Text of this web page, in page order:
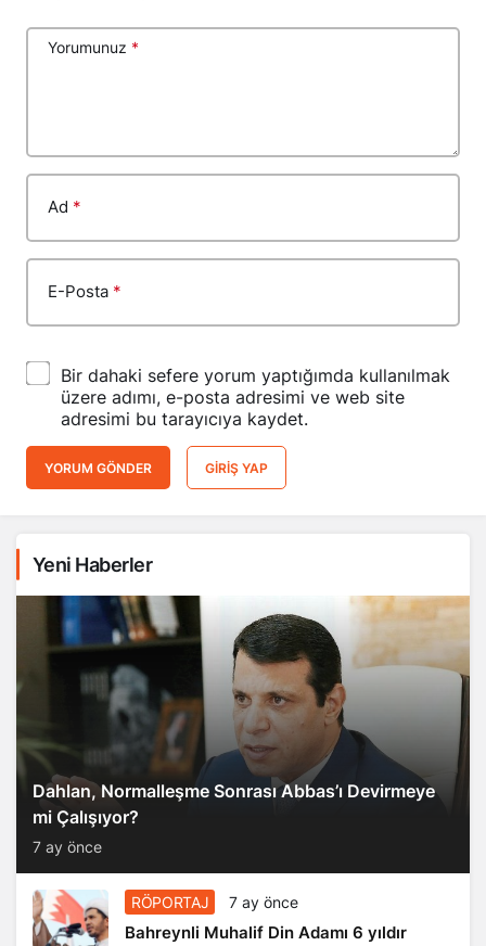
Yorumunuz *
Ad *
E-Posta *
Bir dahaki sefere yorum yaptığımda kullanılmak
üzere adımı, e-posta adresimi ve web site
adresimi bu tarayıcıya kaydet.
YORUM GÖNDER GIRIŞ YAP
Yeni Haberler
Dahlan, Normalleşme Sonrası Abbas’ı Devirmeye
mi Çalışıyor?
7 ay önce
RÖPORTAJ 7 ay önce
Bahreynli Muhalif Din Adamı 6 yıldır